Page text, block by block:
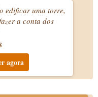
edificar uma torre,
a conta dos
agora